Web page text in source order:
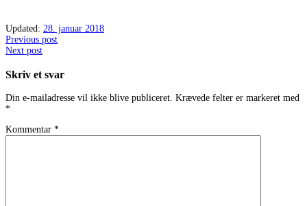
Updated: 28. januar 2018
Post
navigation
Previous post
Next post
Skriv et svar
Din e-mailadresse vil ikke blive publiceret. Krævede felter er markeret med
*
Kommentar *